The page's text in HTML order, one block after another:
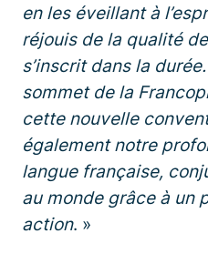
en les éveillant à
réjouis de la qualité
s’inscrit dans la
sommet de la
cette nouvelle
également notre
langue française,
au monde grâce à un
action. »